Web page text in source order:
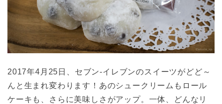
2017年4月25日、セブン-イレブンのスイーツがどど～
んと生まれ変わります！あのシュークリームもロール
ケーキも、さらに美味しさがアップ。一体、どんなリ